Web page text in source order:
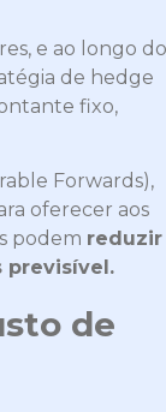
e ao longo do
de hedge
fixo,
Forwards),
oferecer aos
podem reduzir
previsível.
de